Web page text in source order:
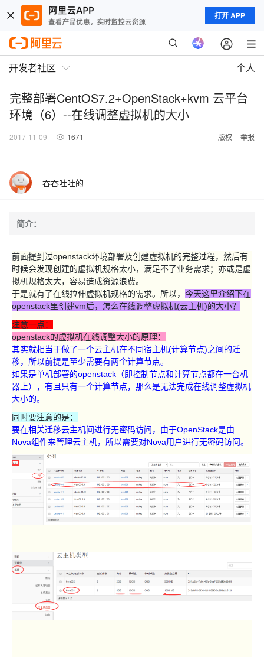
打开 APP
开发者社区 个人
完整部署CentOS7.2+OpenStack+kvm 云平台
环境（6）--在线调整虚拟机的大小
2017-11-09 1671 版权 举报
吞吞吐吐的
简介：
前面提到过openstack环境部署及创建虚拟机的完整过程，然后有
时候会发现创建的虚拟机规格太小，满足不了业务需求；亦或是虚
拟机规格太大，容易造成资源浪费。
于是就有了在线拉伸虚拟机规格的需求。所以， 今天这里介绍下在
openstack里创建vm后，怎么在线调整虚拟机(云主机)的大小？
注意一点：
openstack的虚拟机在线调整大小的原理：
其实就相当于做了一个云主机在不同宿主机(计算节点)之间的迁
移，所以前提是至少需要有两个计算节点。
如果是单机部署的openstack（即控制节点和计算节点都在一台机
器上），有且只有一个计算节点，那么是无法完成在线调整虚拟机
大小的。
同时要注意的是：
要在相关迁移云主机间进行无密码访问，由于OpenStack是由
Nova组件来管理云主机，所以需要对Nova用户进行无密码访问。